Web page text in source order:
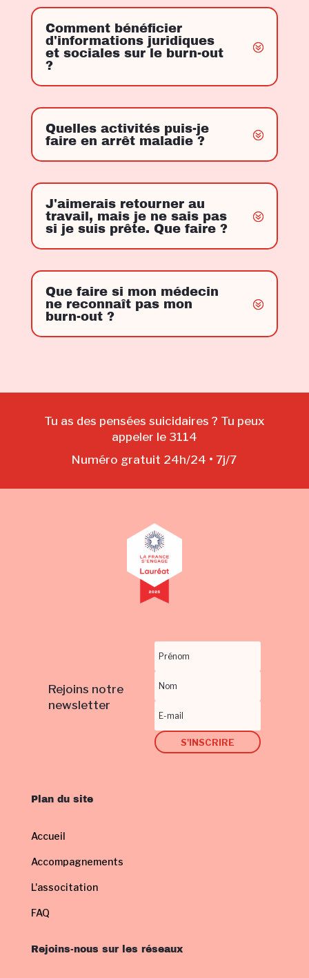
Comment bénéficier
d'informations juridiques
et sociales sur le burn-out
?
Quelles activités puis-je
faire en arrêt maladie ?
J'aimerais retourner au
travail, mais je ne sais pas
si je suis prête. Que faire ?
Que faire si mon médecin
ne reconnaît pas mon
burn-out ?
Tu as des pensées suicidaires ? Tu peux
appeler le 3114
Numéro gratuit 24h/24 • 7j/7
Rejoins notre
newsletter
S'INSCRIRE
Plan du site
Accueil
Accompagnements
L'associtation
FAQ
Rejoins-nous sur les réseaux